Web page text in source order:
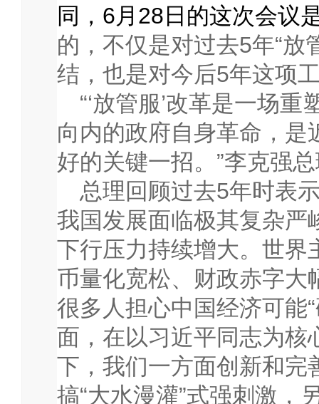
同， 6月 28 日的这次会议
的，不仅是对过去5年“放
结，也是对今后5年这项
“‘放管服’改革是一场
向内的政府自身革命，是
好的关键一招。”李克强
总理回顾过去5年时表
我国发展面临极其复杂严
下行压力持续增大。世界
币量化宽松、财政赤字大
很多人担心中国经济可能
面，在以习近平同志为核
下，我们一方面创新和完
搞“大水漫灌”式强刺激，